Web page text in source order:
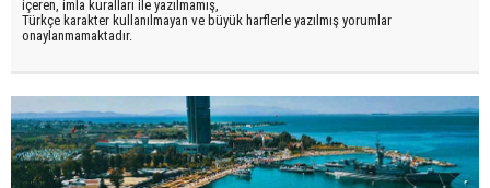
içeren, imla kuralları ile yazılmamış,
Türkçe karakter kullanılmayan ve büyük harflerle yazılmış yorumlar
onaylanmamaktadır.